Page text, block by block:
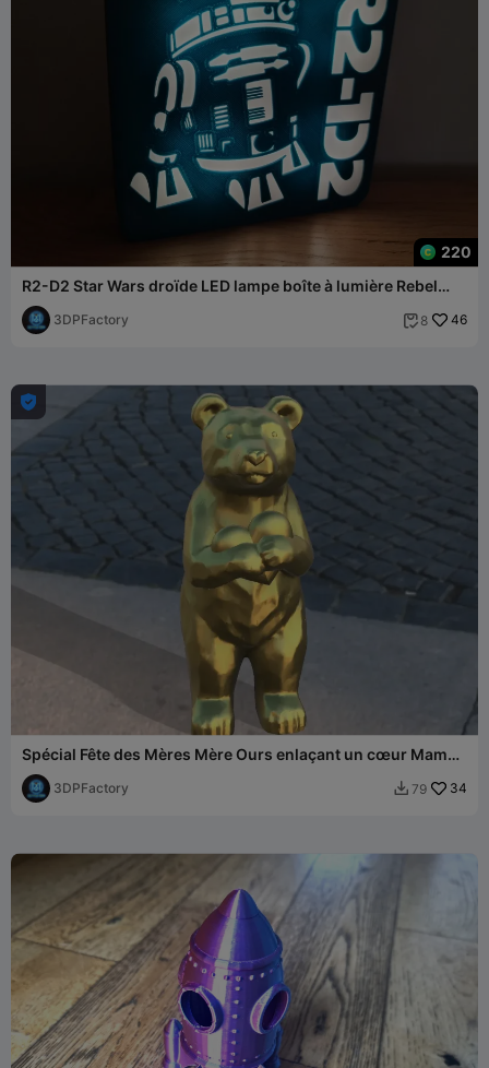
220
R2-D2 Star Wars droïde LED lampe boîte à lumière Rebel
Alliance
3DPFactory  8 46

Spécial Fête des Mères Mère Ours enlaçant un cœur Maman
Mère
3DPFactory  79 34